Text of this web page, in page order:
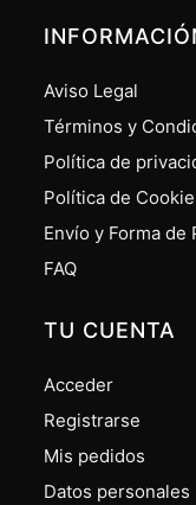
Aviso Legal
Términos y
Política de
Política de
Envío y Forma de
FAQ
TU CUENTA
Acceder
Registrarse
Mis pedidos
Datos personales